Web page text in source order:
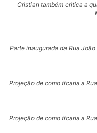
Cristian também critica a
Parte inaugurada da Rua
Projeção de como ficaria a
Projeção de como ficaria a